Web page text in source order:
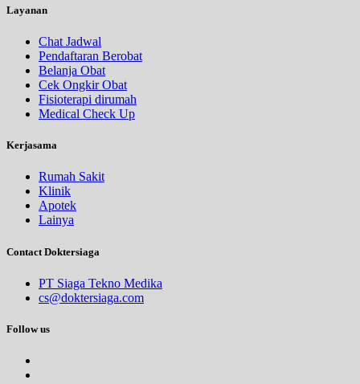
Layanan
Chat Jadwal
Pendaftaran Berobat
Belanja Obat
Cek Ongkir Obat
Fisioterapi dirumah
Medical Check Up
Kerjasama
Rumah Sakit
Klinik
Apotek
Lainya
Contact Doktersiaga
PT Siaga Tekno Medika
cs@doktersiaga.com
Follow us